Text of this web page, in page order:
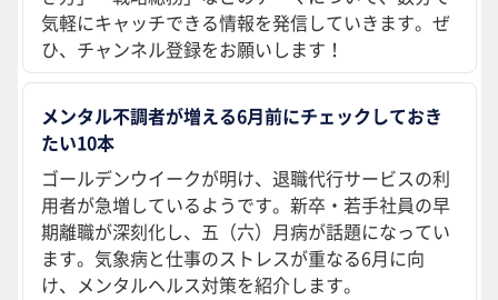
気軽にキャッチできる情報を発信していきます。ぜ
ひ、チャンネル登録をお願いします！
メンタル不調者が増える6月前にチェックしておき
たい10本
ゴールデンウイークが明け、退職代行サービスの利
用者が急増しているようです。新卒・若手社員の早
期離職が深刻化し、五（六）月病が話題になってい
ます。気象病と仕事のストレスが重なる6月に向
け、メンタルヘルス対策を紹介します。